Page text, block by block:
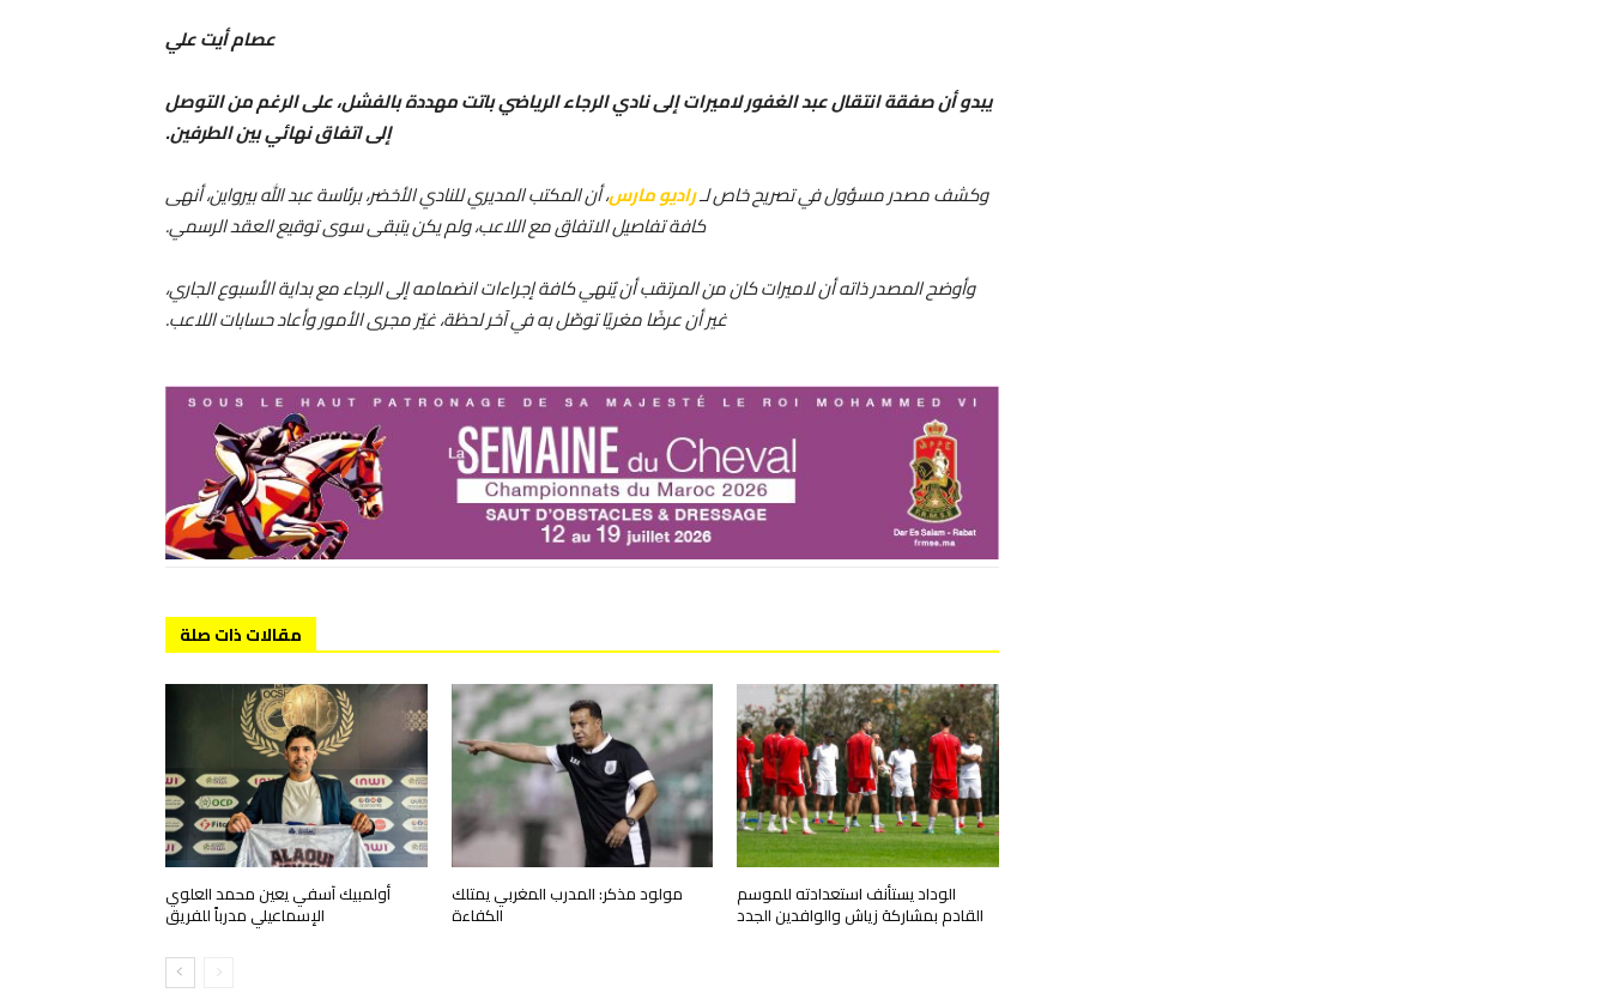
عصام أيت علي
يبدو أن صفقة انتقال عبد الغفور لاميرات إلى نادي الرجاء الرياضي باتت مهددة بالفشل، على الرغم من التوصل
إلى اتفاق نهائي بين الطرفين.
وكشف مصدر مسؤول في تصريح خاص لـراديو مارس، أن المكتب المديري للنادي الأخضر، برئاسة عبد الله بيرواين، أنهى
كافة تفاصيل الاتفاق مع اللاعب، ولم يكن يتبقى سوى توقيع العقد الرسمي.
وأوضح المصدر ذاته أن لاميرات كان من المرتقب أن يُنهي كافة إجراءات انضمامه إلى الرجاء مع بداية الأسبوع الجاري،
غير أن عرضًا مغريًا توصّل به في آخر لحظة، غيّر مجرى الأمور وأعاد حسابات اللاعب.
مقالات ذات صلة
الوداد يستأنف استعدادته للموسم
القادم بمشاركة زياش والوافدين الجدد
مولود مذكر: المدرب المغربي يمتلك
الكفاءة
أولمبيك آسفي يعين محمد العلوي
الإسماعيلي مدرباً للفريق